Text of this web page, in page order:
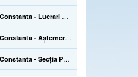
DRDP Constanta - Lucrari executate de SDN Braila - curățare spațiu de parcare si reparații asfaltice - 03.07.2020
DRDP Constanta - Așternere mixtură asfaltică pe Podul Mangalia, situat pe drumul național DN 39, km 45+223-45+464 - 01.07.2020
DRDP Constanta - Secția Producție lucrează și pe drumul național DN 2C, km 60+020 - km 60+040, loc. Grivița (IL), unde execută lucrări de tratare burdușiri, tasări locale - 29.06.2020